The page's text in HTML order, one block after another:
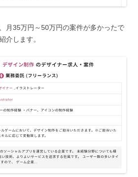
月35万円～50万円の案件が多かったで
介します。